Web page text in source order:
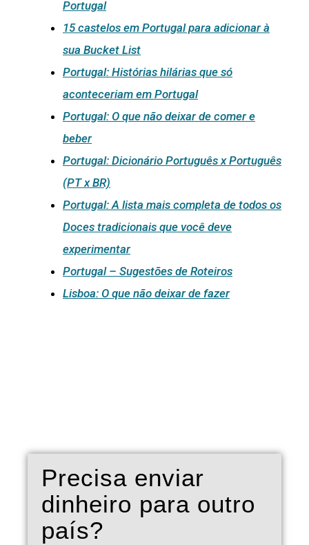
Portugal
15 castelos em Portugal para adicionar à
sua Bucket List
Portugal: Histórias hilárias que só
aconteceriam em Portugal
Portugal: O que não deixar de comer e
beber
Portugal: Dicionário Português x Português
(PT x BR)
Portugal: A lista mais completa de todos os
Doces tradicionais que você deve
experimentar
Portugal – Sugestões de Roteiros
Lisboa: O que não deixar de fazer
Precisa enviar
dinheiro para outro
país?